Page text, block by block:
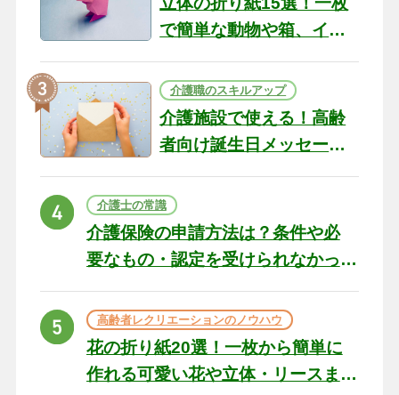
で簡単な動物や箱、イン
テリアになる作品まで
介護職のスキルアップ
介護施設で使える！高齢
者向け誕生日メッセージ
の例文と書き方のポイン
ト
介護士の常識
介護保険の申請方法は？条件や必
要なもの・認定を受けられなかっ
た場合の対処法
高齢者レクリエーションのノウハウ
花の折り紙20選！一枚から簡単に
作れる可愛い花や立体・リースま